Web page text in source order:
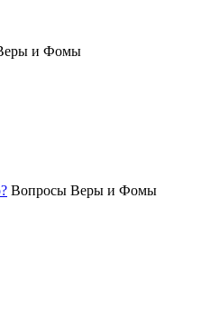
и Фомы
Вопросы Веры и Фомы